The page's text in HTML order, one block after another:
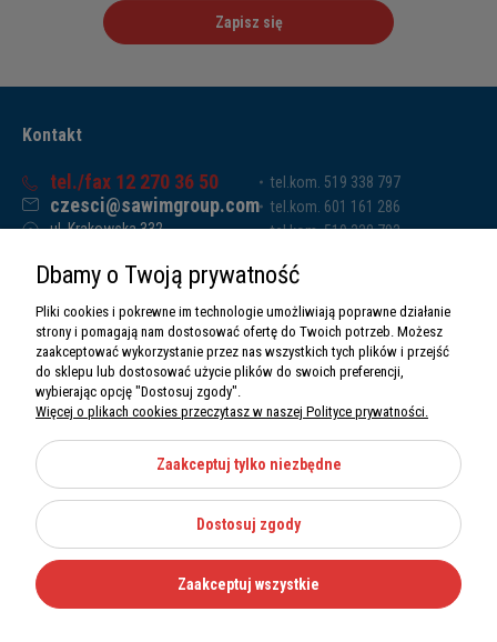
Zapisz się
Kontakt
tel./fax 12 270 36 50
czesci@sawimgroup.com
ul. Krakowska 332,
Sawim Group Mariusz Zdyb sp. k.
NIP: 5130284470
REGON: 5246591010
tel.kom. 519 338 797
tel.kom. 601 161 286
tel.kom. 519 338 793
O nas
Informacje
Moje konto
Kategorie
Dbamy o Twoją prywatność
Pliki cookies i pokrewne im technologie umożliwiają poprawne działanie
strony i pomagają nam dostosować ofertę do Twoich potrzeb. Możesz
zaakceptować wykorzystanie przez nas wszystkich tych plików i przejść
do sklepu lub dostosować użycie plików do swoich preferencji,
wybierając opcję "Dostosuj zgody".
Więcej o plikach cookies przeczytasz w naszej Polityce prywatności.
Zaakceptuj tylko niezbędne
Dostosuj zgody
Zaakceptuj wszystkie